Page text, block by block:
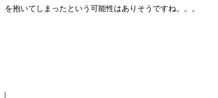
を抱いてしまったという可能性はありそうですね。。。